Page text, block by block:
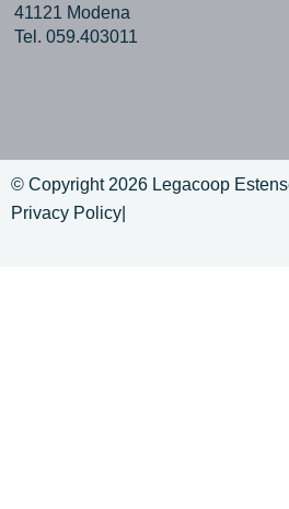
41121 Modena
Tel. 059.403011
© Copyright 2026 Legacoop
Privacy Policy